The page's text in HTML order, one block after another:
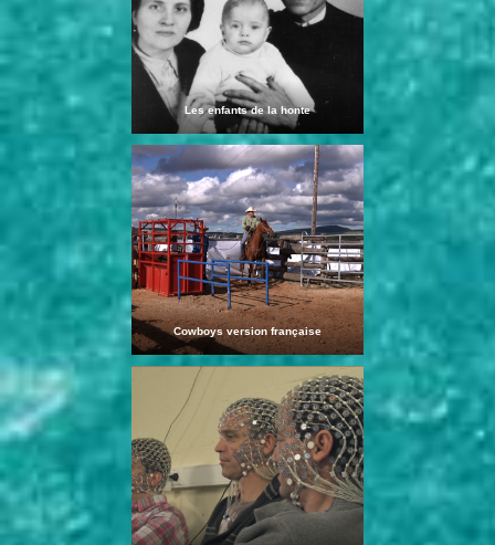
Les enfants de la honte
Cowboys version française